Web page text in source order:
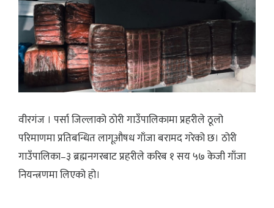
वीरगंज । पर्सा जिल्लाको ठोरी गाउँपालिकामा प्रहरीले ठूलो
परिमाणमा प्रतिबन्धित लागूऔषध गाँजा बरामद गरेको छ। ठोरी
गाउँपालिका–३ ब्रह्मनगरबाट प्रहरीले करिब १ सय ५७ केजी गाँजा
नियन्त्रणमा लिएको हो।